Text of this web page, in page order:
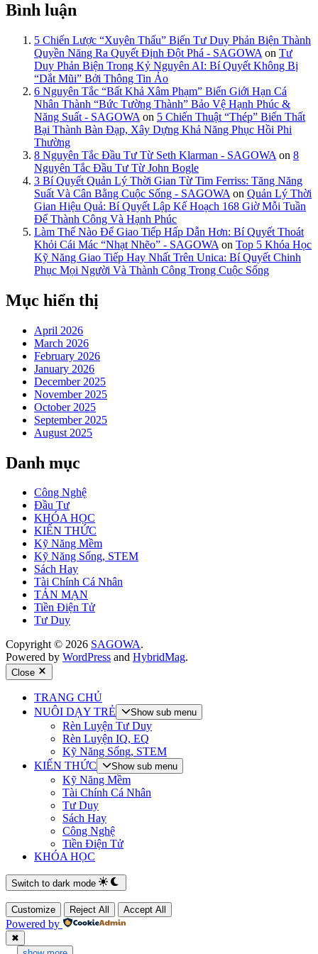
Bình luận
5 Chiến Lược “Xuyên Thấu” Biến Tư Duy Phản Biện Thành
Quyền Năng Ra Quyết Định Đột Phá - SAGOWA on Tư
Duy Phản Biện Trong Kỷ Nguyên AI: Bí Quyết Không Bị
“Dắt Mũi” Bởi Thông Tin Ảo
6 Nguyên Tắc “Bất Khả Xâm Phạm” Biến Giới Hạn Cá
Nhân Thành “Bức Tường Thành” Bảo Vệ Hạnh Phúc &
Năng Suất - SAGOWA on 5 Chiến Thuật “Thép” Biến Thất
Bại Thành Bàn Đạp, Xây Dựng Khả Năng Phục Hồi Phi
Thường
8 Nguyên Tắc Đầu Tư Từ Seth Klarman - SAGOWA on 8
Nguyên Tắc Đầu Tư Từ John Bogle
3 Bí Quyết Quản Lý Thời Gian Từ Tim Ferriss: Tăng Năng
Suất Và Cân Bằng Cuộc Sống - SAGOWA on Quản Lý Thời
Gian Hiệu Quả: Bí Quyết Lập Kế Hoạch 168 Giờ Mỗi Tuần
Để Thành Công Và Hạnh Phúc
Làm Thế Nào Để Giao Tiếp Hấp Dẫn Hơn: Bí Quyết Thoát
Khỏi Cái Mác “Nhạt Nhẽo” - SAGOWA on Top 5 Khóa Học
Kỹ Năng Giao Tiếp Hay Nhất Trên Unica: Bí Quyết Chinh
Phục Mọi Người Và Thành Công Trong Cuộc Sống
Mục hiển thị
April 2026
March 2026
February 2026
January 2026
December 2025
November 2025
October 2025
September 2025
August 2025
Danh mục
Công Nghệ
Đầu Tư
KHÓA HỌC
KIẾN THỨC
Kỹ Năng Mềm
Kỹ Năng Sống, STEM
Sách Hay
Tài Chính Cá Nhân
TẢN MẠN
Tiền Điện Tử
Tư Duy
Copyright © 2026 SAGOWA.
Powered by WordPress and HybridMag.
Close
TRANG CHỦ
NUÔI DẠY TRẺ
Show sub menu
Rèn Luyện Tư Duy
Rèn Luyện IQ, EQ
Kỹ Năng Sống, STEM
KIẾN THỨC
Show sub menu
Kỹ Năng Mềm
Tài Chính Cá Nhân
Tư Duy
Sách Hay
Công Nghệ
Tiền Điện Tử
KHÓA HỌC
Switch to dark mode
Customize Reject All Accept All
Powered by
✖